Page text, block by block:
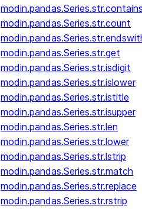
modin.pandas.Series.str.count
modin.pandas.Series.str.get
modin.pandas.Series.str.isdigit
modin.pandas.Series.str.islower
modin.pandas.Series.str.istitle
modin.pandas.Series.str.isupper
modin.pandas.Series.str.len
modin.pandas.Series.str.lower
modin.pandas.Series.str.lstrip
modin.pandas.Series.str.match
modin.pandas.Series.str.replace
modin.pandas.Series.str.rstrip